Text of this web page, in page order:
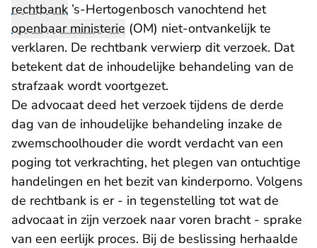
rechtbank ’s-Hertogenbosch vanochtend het
openbaar ministerie (OM) niet-ontvankelijk te
verklaren. De rechtbank verwierp dit verzoek. Dat
betekent dat de inhoudelijke behandeling van de
strafzaak wordt voortgezet.
De advocaat deed het verzoek tijdens de derde
dag van de inhoudelijke behandeling inzake de
zwemschoolhouder die wordt verdacht van een
poging tot verkrachting, het plegen van ontuchtige
handelingen en het bezit van kinderporno. Volgens
de rechtbank is er - in tegenstelling tot wat de
advocaat in zijn verzoek naar voren bracht - sprake
van een eerlijk proces. Bij de beslissing herhaalde